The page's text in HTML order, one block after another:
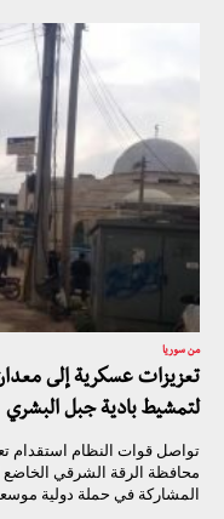
من سوريا
تعزيزات عسكرية إلى
لتمشيط بادية جبل البشري
تواصل قوات النظام استقدام
محافظة الرقة الشرقي الخاضع
المشاركة في حملة دولية